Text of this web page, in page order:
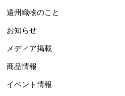
遠州織物のこと
お知らせ
メディア掲載
商品情報
イベント情報